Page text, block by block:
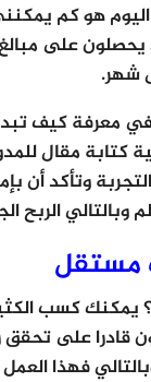
اليوم هو كم
في معرفة كيف
كتابة مقال
وتأكد أن
الربح
مستقل
يمكنك كسب
فهذا